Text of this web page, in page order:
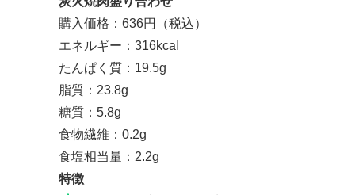
購入価格：636円（税込）
エネルギー：316kcal
たんぱく質：19.5g
脂質：23.8g
糖質：5.8g
食物繊維：0.2g
食塩相当量：2.2g
特徴